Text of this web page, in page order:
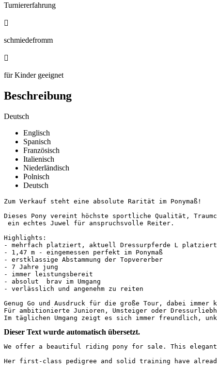
Turniererfahrung

schmiedefromm

für Kinder geeignet
Beschreibung
Deutsch
Englisch
Spanisch
Französisch
Italienisch
Niederländisch
Polnisch
Deutsch
Zum Verkauf steht eine absolute Rarität im Ponymaß!
Dieses Pony vereint höchste sportliche Qualität,
ein echtes Juwel für anspruchsvolle Reiter.
Highlights:
- mehrfach platziert, aktuell Dressurpferde L platziert
- 1,47 m - eingemessen perfekt im Ponymaß
- erstklassige Abstammung der Topvererber
- 7 Jahre jung
- immer leistungsbereit
- absolut  brav im Umgang
- verlässlich und angenehm zu reiten
Genug Go und Ausdruck für die große Tour, dabei
Für ambitionierte Junioren, Umsteiger oder
Im täglichen Umgang zeigt es sich immer freundlich,
Dieser Text wurde automatisch übersetzt.
We offer a beautiful riding pony for sale. This
Her first-class pedigree and solid training have